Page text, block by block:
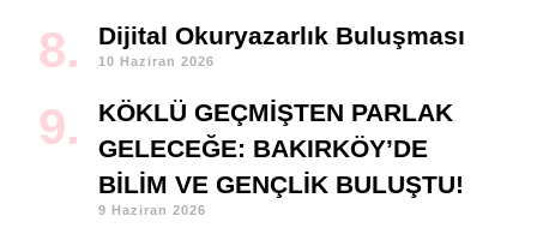
Dijital Okuryazarlık Buluşması
10 Haziran 2026
KÖKLÜ GEÇMİŞTEN PARLAK
GELECEĞE: BAKIRKÖY’DE
BİLİM VE GENÇLİK BULUŞTU!
9 Haziran 2026